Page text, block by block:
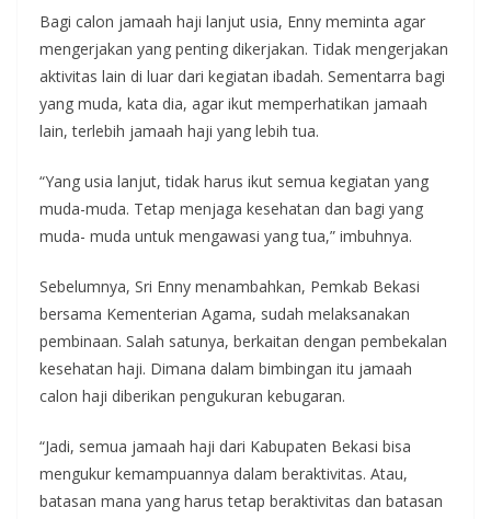
Bagi calon jamaah haji lanjut usia, Enny meminta agar
mengerjakan yang penting dikerjakan. Tidak mengerjakan
aktivitas lain di luar dari kegiatan ibadah. Sementarra bagi
yang muda, kata dia, agar ikut memperhatikan jamaah
lain, terlebih jamaah haji yang lebih tua.
“Yang usia lanjut, tidak harus ikut semua kegiatan yang
muda-muda. Tetap menjaga kesehatan dan bagi yang
muda- muda untuk mengawasi yang tua,” imbuhnya.
Sebelumnya, Sri Enny menambahkan, Pemkab Bekasi
bersama Kementerian Agama, sudah melaksanakan
pembinaan. Salah satunya, berkaitan dengan pembekalan
kesehatan haji. Dimana dalam bimbingan itu jamaah
calon haji diberikan pengukuran kebugaran.
“Jadi, semua jamaah haji dari Kabupaten Bekasi bisa
mengukur kemampuannya dalam beraktivitas. Atau,
batasan mana yang harus tetap beraktivitas dan batasan